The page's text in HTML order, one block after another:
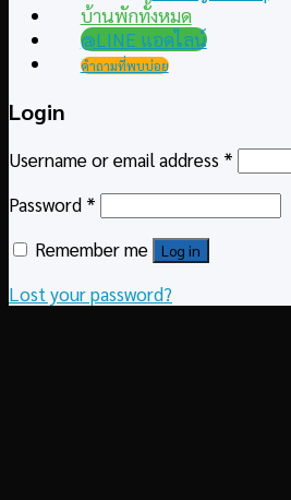
บ้านพักทั้งหมด
@LINE แอดไลน์
คำถามที่พบบ่อย
Login
Username or email address *
Password *
Remember me
Log in
Lost your password?